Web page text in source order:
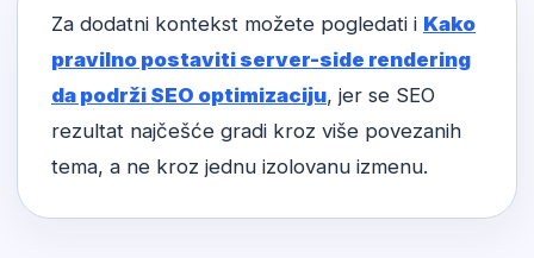
Za dodatni kontekst možete pogledati i Kako
pravilno postaviti server-side rendering
da podrži SEO optimizaciju, jer se SEO
rezultat najčešće gradi kroz više povezanih
tema, a ne kroz jednu izolovanu izmenu.